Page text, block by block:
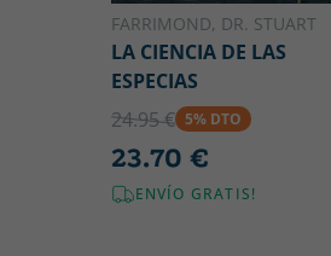
FARRIMOND, DR. STUART
LA CIENCIA DE LAS
ESPECIAS
24.95 € 5% DTO
23.70 €
ENVÍO GRATIS!